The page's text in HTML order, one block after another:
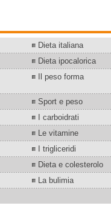
Dieta italiana
Dieta ipocalorica
Il peso forma
Sport e peso
I carboidrati
Le vitamine
I trigliceridi
Dieta e colesterolo
La bulimia